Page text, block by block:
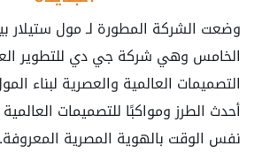
وضعت الشركة المطورة لـ مول ستيلار
الخامس وهي شركة جي دي للتطوير
التصميمات العالمية والعصرية لبناء
أحدث الطرز ومواكبًا للتصميمات
نفس الوقت بالهوية المصرية المعروفة.